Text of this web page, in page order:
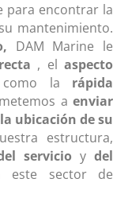
para encontrar la
mantenimiento.
DAM Marine le
, elaspecto
la rápida
aenviar
la ubicación de su
estructura,
servicio y del
este sector de